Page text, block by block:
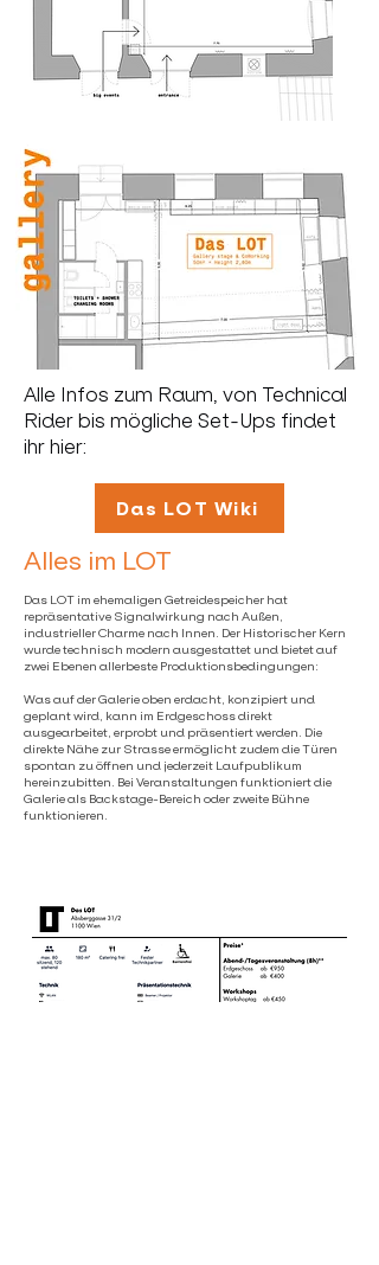
Alle Infos zum Raum, von Technical
Rider bis mögliche Set-Ups findet
ihr hier:
Das LOT Wiki
Alles im LOT
​Das LOT im ehemaligen Getreidespeicher hat
repräsentative Signalwirkung nach Außen,
industrieller Charme nach Innen. Der Historischer Kern
wurde technisch modern ausgestattet und bietet auf
zwei Ebenen allerbeste Produktionsbedingungen:
Was auf der Galerie oben erdacht, konzipiert und
geplant wird, kann im Erdgeschoss direkt
ausgearbeitet, erprobt und präsentiert werden. Die
direkte Nähe zur Strasse ermöglicht zudem die Türen
spontan zu öffnen und jederzeit Laufpublikum
hereinzubitten. Bei Veranstaltungen funktioniert die
Galerie als Backstage-Bereich oder zweite Bühne
funktionieren.